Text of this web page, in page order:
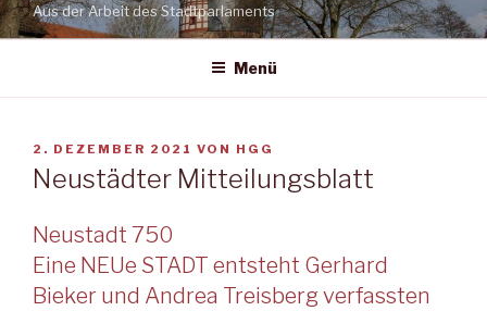
Aus der Arbeit des Stadtparlaments
Menü
VERÖFFENTLICHT
AM
2. DEZEMBER 2021 VON HGG
Neustädter Mitteilungsblatt
Neustadt 750
Eine NEUe STADT entsteht Gerhard
Bieker und Andrea Treisberg verfassten